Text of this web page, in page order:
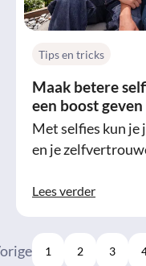
Tips en tricks
Maak betere
een boost geven
Met selfies kun je
en je
Lees verder
1 2 3